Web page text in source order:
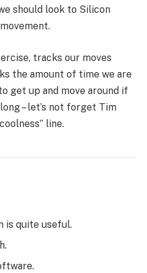
should look to Silicon
tracks our moves
the amount of time we are
get up and move around if
– let’s not forget Tim
line.
is quite useful.